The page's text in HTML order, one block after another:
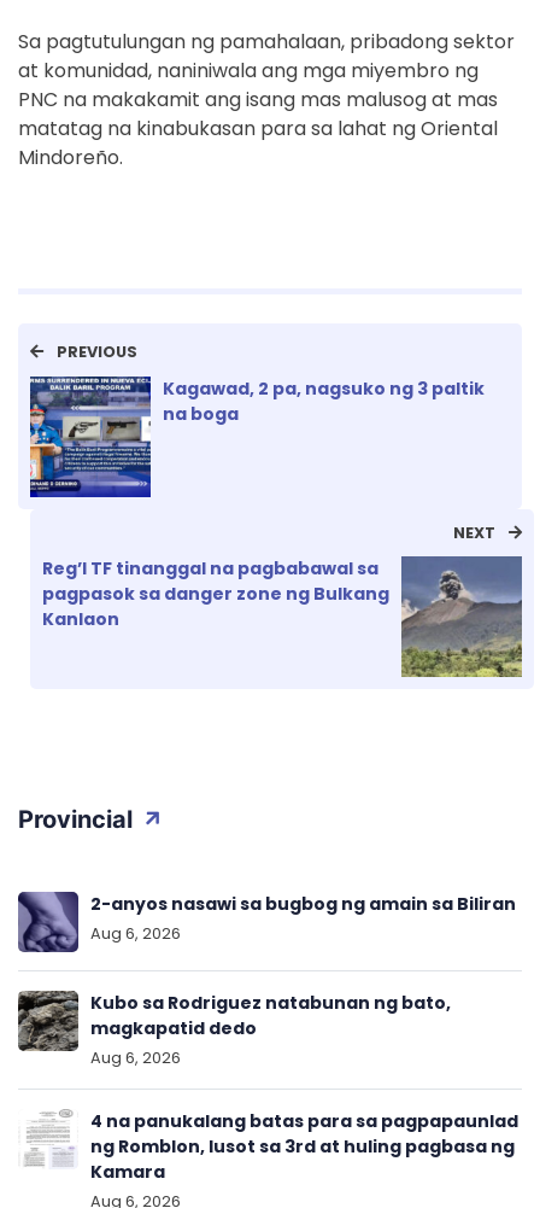
Sa pagtutulungan ng pamahalaan, pribadong sektor
at komunidad, naniniwala ang mga miyembro ng
PNC na makakamit ang isang mas malusog at mas
matatag na kinabukasan para sa lahat ng Oriental
Mindoreño.
PREVIOUS
Kagawad, 2 pa, nagsuko ng 3 paltik
na boga
NEXT
Reg’l TF tinanggal na pagbabawal sa
pagpasok sa danger zone ng Bulkang
Kanlaon
Provincial
2-anyos nasawi sa bugbog ng amain sa Biliran
Aug 6, 2026
Kubo sa Rodriguez natabunan ng bato,
magkapatid dedo
Aug 6, 2026
4 na panukalang batas para sa pagpapaunlad
ng Romblon, lusot sa 3rd at huling pagbasa ng
Kamara
Aug 6, 2026